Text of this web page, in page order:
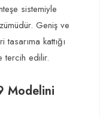
sistemiyle
Geniş ve
kattığı
tercih edilir.
Modelini